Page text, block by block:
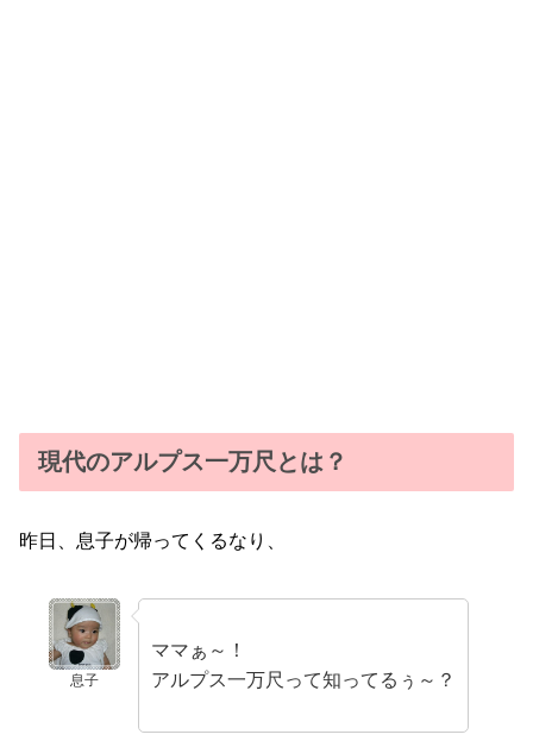
現代のアルプス一万尺とは？
昨日、息子が帰ってくるなり、
息子
ママぁ～！
アルプス一万尺って知ってるぅ～？